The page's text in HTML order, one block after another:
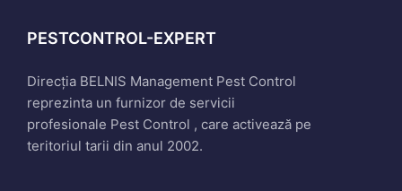
PESTCONTROL-EXPERT
Direcția BELNIS Management Pest Control
reprezinta un furnizor de servicii
profesionale Pest Control , care activează pe
teritoriul tarii din anul 2002.